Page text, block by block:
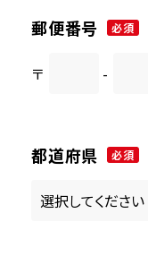
郵便番号 必須
〒 -
都道府県 必須